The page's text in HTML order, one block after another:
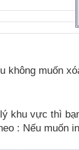
không muốn
khu vực thì
: Nếu muốn